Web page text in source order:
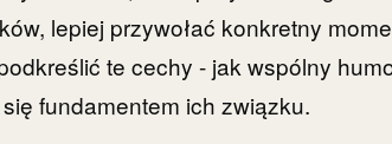
lepiej przywołać konkretny
te cechy - jak wspólny
fundamentem ich związku.